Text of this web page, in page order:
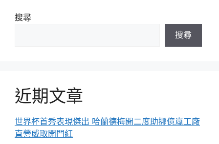
搜尋
搜尋
近期文章
世界杯首秀表現傑出 哈蘭德梅開二度助挪億嵐工廠
直營威取開門紅